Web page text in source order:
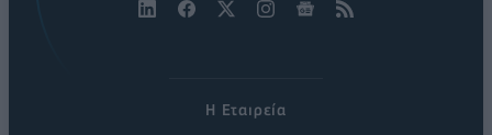
Η Εταιρεία